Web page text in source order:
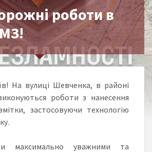
роботи в
На вулиці Шевченка, в районі
роботи з нанесення
застосовуючи технологію
максимально уважними та